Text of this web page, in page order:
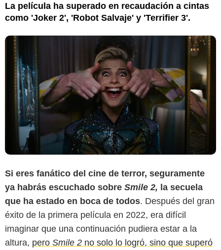
La película ha superado en recaudación a cintas
como 'Joker 2', 'Robot Salvaje' y 'Terrifier 3'.
Si eres fanático del cine de terror, seguramente
ya habrás escuchado sobre Smile 2, la secuela
que ha estado en boca de todos. Después del gran
éxito de la primera película en 2022, era difícil
imaginar que una continuación pudiera estar a la
altura, pero Smile 2 no solo lo logró, sino que superó